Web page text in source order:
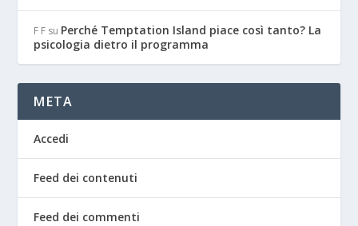
F F su Perché Temptation Island piace così tanto? La
psicologia dietro il programma
META
Accedi
Feed dei contenuti
Feed dei commenti